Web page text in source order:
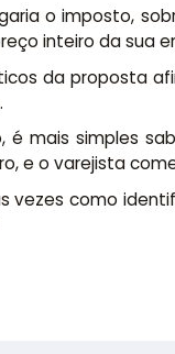
o imposto,
inteiro da sua
da proposta
é mais simples
e o varejista
vezes como